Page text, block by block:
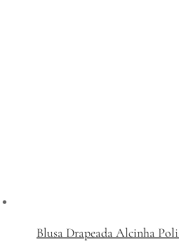
Blusa Drapeada Alcinha